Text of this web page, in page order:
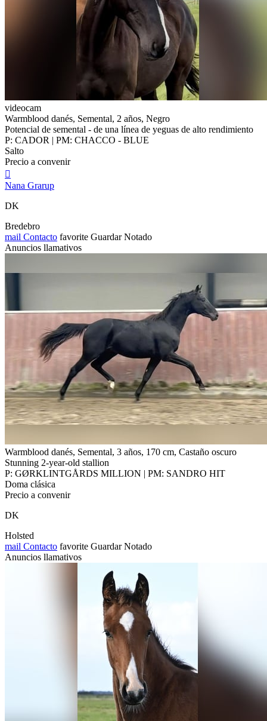
videocam
Warmblood danés, Semental, 2 años, Negro
Potencial de semental - de una línea de yeguas de alto rendimiento
P: CADOR | PM: CHACCO - BLUE
Salto
Precio a convenir

Nana Grarup
DK
Bredebro
mail Contacto favorite Guardar Notado
Anuncios llamativos
Warmblood danés, Semental, 3 años, 170 cm, Castaño oscuro
Stunning 2-year-old stallion
P: GØRKLINTGÅRDS MILLION | PM: SANDRO HIT
Doma clásica
Precio a convenir
DK
Holsted
mail Contacto favorite Guardar Notado
Anuncios llamativos